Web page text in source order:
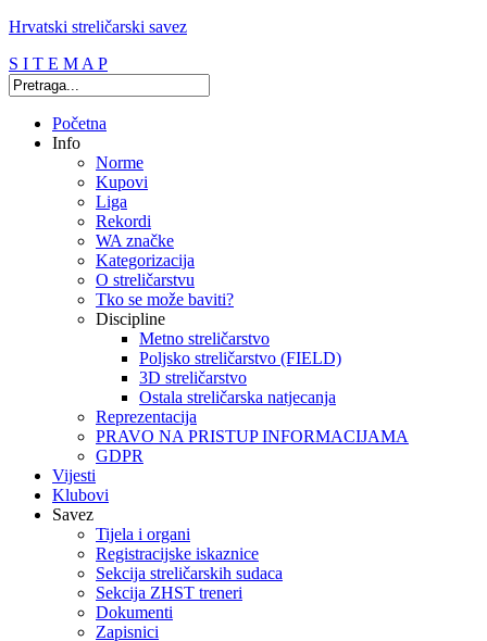
Hrvatski streličarski savez
S I T E M A P
Početna
Info
Norme
Kupovi
Liga
Rekordi
WA značke
Kategorizacija
O streličarstvu
Tko se može baviti?
Discipline
Metno streličarstvo
Poljsko streličarstvo (FIELD)
3D streličarstvo
Ostala streličarska natjecanja
Reprezentacija
PRAVO NA PRISTUP INFORMACIJAMA
GDPR
Vijesti
Klubovi
Savez
Tijela i organi
Registracijske iskaznice
Sekcija streličarskih sudaca
Sekcija ZHST treneri
Dokumenti
Zapisnici